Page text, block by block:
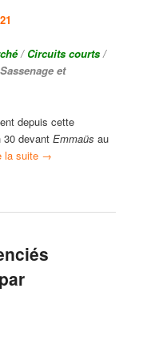
/ Circuits courts /
et
depuis cette
30 devantEmmaüs au
la suite →